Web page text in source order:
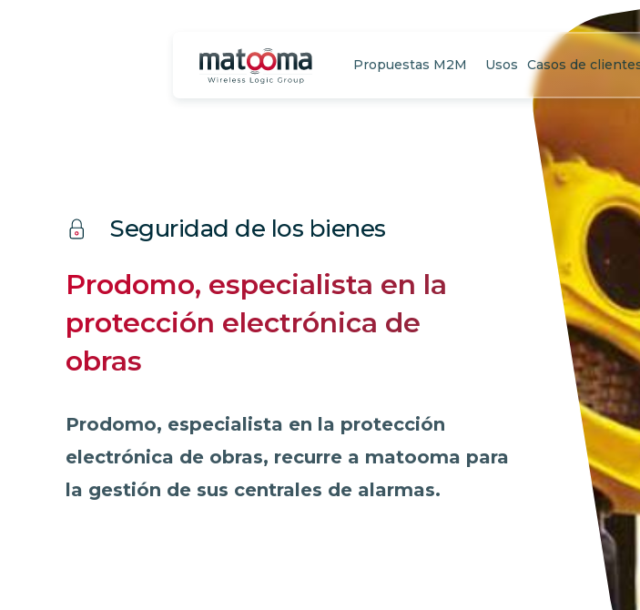
Propuestas M2M Usos Casos de
Seguridad de los bienes
Prodomo, especialista en la
protección electrónica de
obras
Prodomo, especialista en la protección
electrónica de obras, recurre a matooma para
la gestión de sus centrales de alarmas.